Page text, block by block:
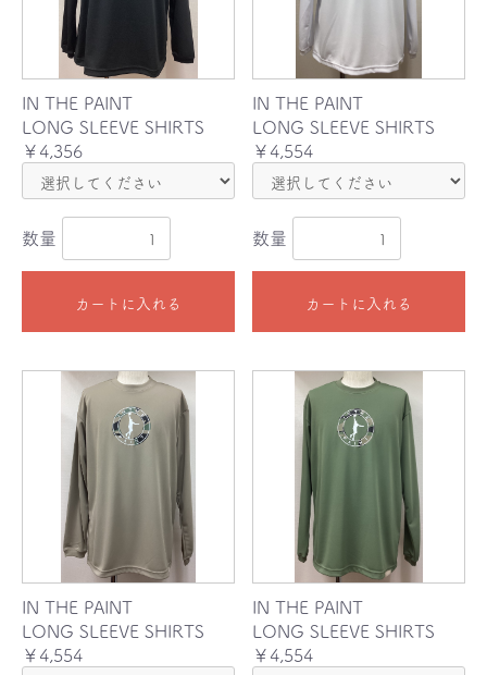
IN THE PAINT
LONG SLEEVE SHIRTS
￥4,356
数量
カートに入れる
IN THE PAINT
LONG SLEEVE SHIRTS
￥4,554
数量
カートに入れる
IN THE PAINT
LONG SLEEVE SHIRTS
￥4,554
IN THE PAINT
LONG SLEEVE SHIRTS
￥4,554